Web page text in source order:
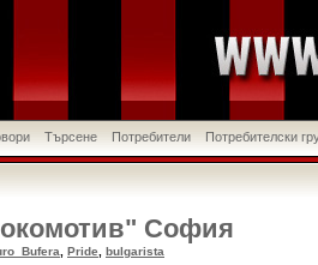
Търсене Потребители Потребителски
София
Pride
bulgarista